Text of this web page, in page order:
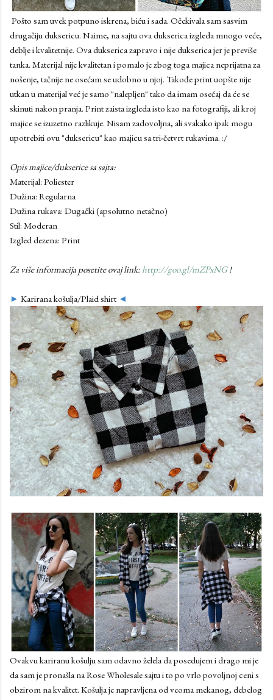
Pošto sam uvek potpuno iskrena, biću i sada. Očekivala sam sasvim
drugačiju duksericu. Naime, na sajtu ova dukserica izgleda mnogo veće,
deblje i kvalitetnije. Ova dukserica zapravo i nije dukserica jer je previše
tanka. Materijal nije kvalitetan i pomalo je zbog toga majica neprijatna za
nošenje, tačnije ne osećam se udobno u njoj. Takođe print uopšte nije
utkan u materijal već je samo "nalepljen" tako da imam osećaj da će se
skinuti nakon pranja. Print zaista izgleda isto kao na fotografiji, ali kroj
majice se izuzetno razlikuje. Nisam zadovoljna, ali svakako ipak mogu
upotrebiti ovu "duksericu" kao majicu sa tri-četvrt rukavima. :/
Opis majice/dukserice sa sajta:
Materijal: Poliester
Dužina: Regularna
Dužina rukava: Dugački (apsolutno netačno)
Stil: Moderan
Izgled dezena: Print
Za više informacija posetite ovaj link: http://goo.gl/mZPxNG!
► Karirana košulja/Plaid shirt ◄
Ovakvu kariranu košulju sam odavno želela da posedujem i drago mi je
da sam je pronašla na Rose Wholesale sajtu i to po vrlo povoljnoj ceni s
obzirom na kvalitet. Košulja je napravljena od veoma mekanog, debelog